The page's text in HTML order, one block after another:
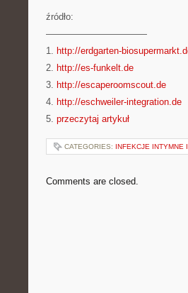
źródło:
———————————
1. http://erdgarten-
2. http://es-funkelt.de
3. http://escaperoomscout.de
4. http://eschweiler-integration.de
5. przeczytaj artykuł
CATEGORIES: INFEKCJE INTYMNE
Comments are closed.